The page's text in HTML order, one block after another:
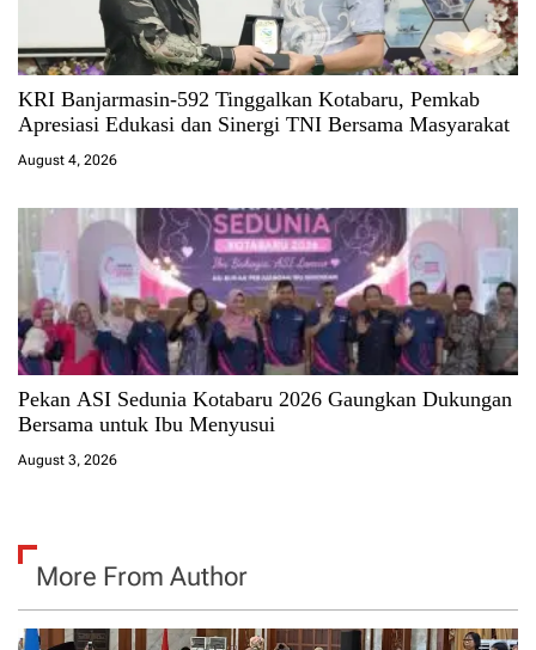
KRI Banjarmasin-592 Tinggalkan Kotabaru, Pemkab
Apresiasi Edukasi dan Sinergi TNI Bersama Masyarakat
August 4, 2026
Pekan ASI Sedunia Kotabaru 2026 Gaungkan Dukungan
Bersama untuk Ibu Menyusui
August 3, 2026
More From Author